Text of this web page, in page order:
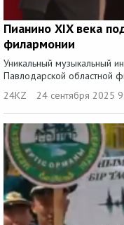
Пианино XIX века
филармонии
Уникальный музыкальный
Павлодарской областной
24KZ
24 сентября 2025